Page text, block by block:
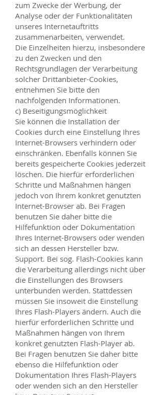
zum Zwecke der Werbung, der
Analyse oder der Funktionalitäten
unseres Internetauftritts
zusammenarbeiten, verwendet.
Die Einzelheiten hierzu, insbesondere
zu den Zwecken und den
Rechtsgrundlagen der Verarbeitung
solcher Drittanbieter-Cookies,
entnehmen Sie bitte den
nachfolgenden Informationen.
c) Beseitigungsmöglichkeit
Sie können die Installation der
Cookies durch eine Einstellung Ihres
Internet-Browsers verhindern oder
einschränken. Ebenfalls können Sie
bereits gespeicherte Cookies jederzeit
löschen. Die hierfür erforderlichen
Schritte und Maßnahmen hängen
jedoch von Ihrem konkret genutzten
Internet-Browser ab. Bei Fragen
benutzen Sie daher bitte die
Hilfefunktion oder Dokumentation
Ihres Internet-Browsers oder wenden
sich an dessen Hersteller bzw.
Support. Bei sog. Flash-Cookies kann
die Verarbeitung allerdings nicht über
die Einstellungen des Browsers
unterbunden werden. Stattdessen
müssen Sie insoweit die Einstellung
Ihres Flash-Players ändern. Auch die
hierfür erforderlichen Schritte und
Maßnahmen hängen von Ihrem
konkret genutzten Flash-Player ab.
Bei Fragen benutzen Sie daher bitte
ebenso die Hilfefunktion oder
Dokumentation Ihres Flash-Players
oder wenden sich an den Hersteller